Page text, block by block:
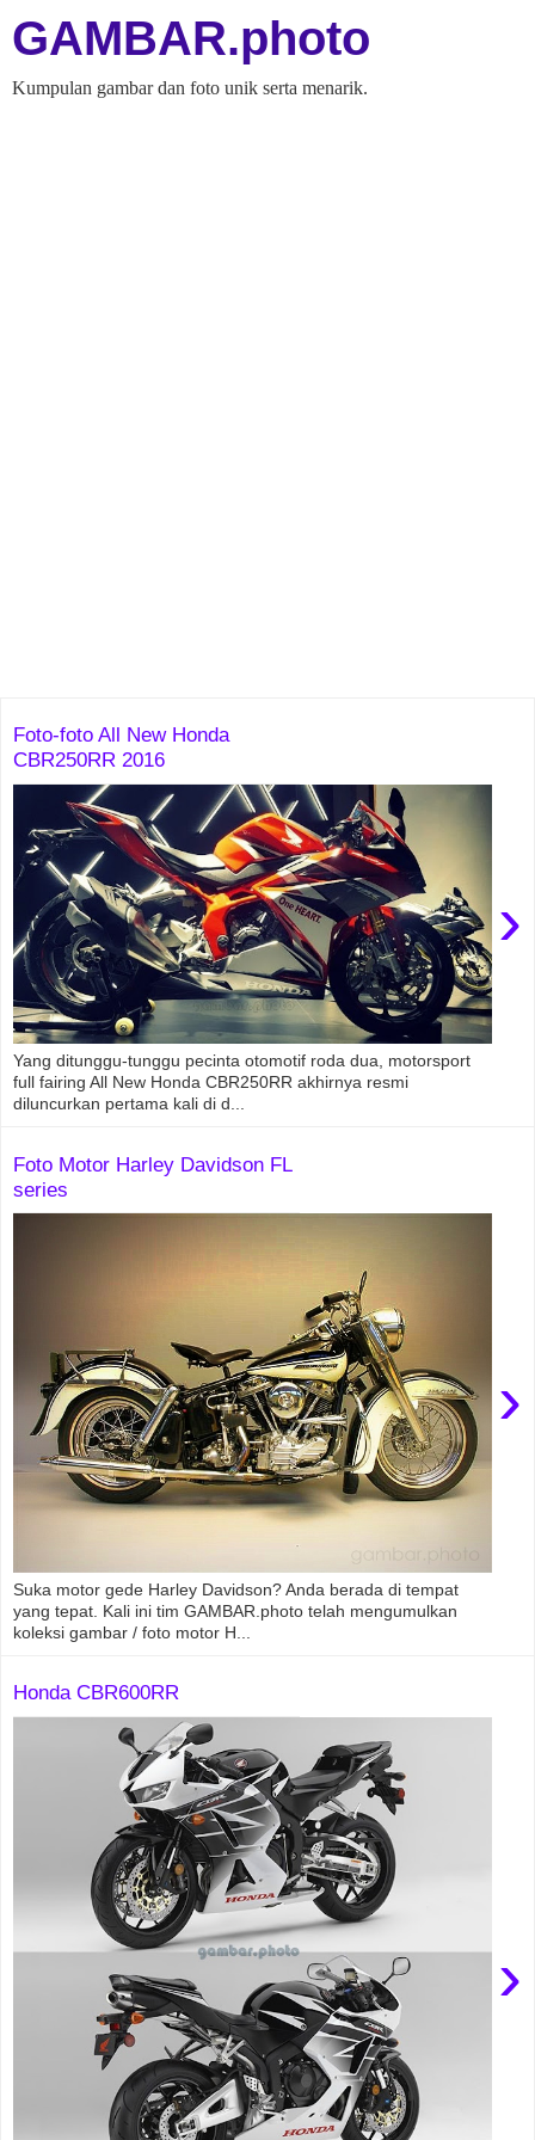
GAMBAR.photo
Kumpulan gambar dan foto unik serta menarik.
Foto-foto All New Honda
CBR250RR 2016
›
Yang ditunggu-tunggu pecinta otomotif roda dua, motorsport
full fairing All New Honda CBR250RR akhirnya resmi
diluncurkan pertama kali di d...
Foto Motor Harley Davidson FL
series
›
Suka motor gede Harley Davidson? Anda berada di tempat
yang tepat. Kali ini tim GAMBAR.photo telah mengumulkan
koleksi gambar / foto motor H...
Honda CBR600RR
›